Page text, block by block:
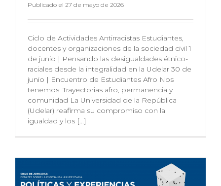
Publicado el 27 de mayo de 2026
Ciclo de Actividades Antirracistas Estudiantes,
docentes y organizaciones de la sociedad civil 1
de junio | Pensando las desigualdades étnico-
raciales desde la integralidad en la Udelar 30 de
junio | Encuentro de Estudiantes Afro Nos
tenemos: Trayectorias afro, permanencia y
comunidad La Universidad de la República
(Udelar) reafirma su compromiso con la
igualdad y los [...]